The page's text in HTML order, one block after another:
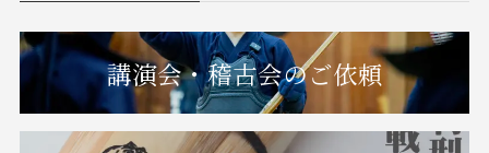
講演会・稽古会のご依頼